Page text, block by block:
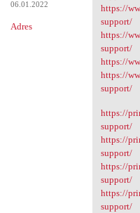
06.01.2022
Adres
https://
support/
https://
support/
https://
https://
support/
https://
support/
https://
support/
https://
support/
https://
support/